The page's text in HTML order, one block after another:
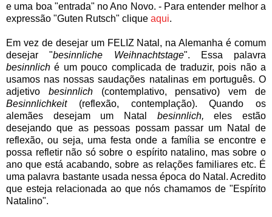
e uma boa "entrada" no Ano Novo. - Para entender melhor a
expressão "Guten Rutsch" clique aqui.
Em vez de desejar um FELIZ Natal, na Alemanha é comum
desejar "besinnliche Weihnachtstage". Essa palavra
besinnlich é um pouco complicada de traduzir, pois não a
usamos nas nossas saudações natalinas em português. O
adjetivo besinnlich(contemplativo, pensativo) vem de
Besinnlichkeit (reflexão, contemplação). Quando os
alemães desejam um Natal besinnlich, eles estão
desejando que as pessoas possam passar um Natal de
reflexão, ou seja, uma festa onde a família se encontre e
possa refletir não só sobre o espírito natalino, mas sobre o
ano que está acabando, sobre as relações familiares etc. É
uma palavra bastante usada nessa época do Natal. Acredito
que esteja relacionada ao que nós chamamos de "Espírito
Natalino".